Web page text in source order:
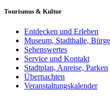
Tourismus & Kultur
Entdecken und Erleben
Museum, Stadthalle,
Sehenswertes
Service und Kontakt
Stadtplan, Anreise, Parken
Übernachten
Veranstaltungskalender